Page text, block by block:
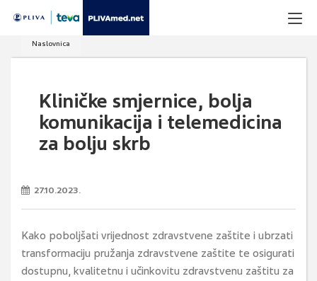
Naslovnica
Kliničke smjernice, bolja
komunikacija i telemedicina
za bolju skrb
27.10.2023.
Kako poboljšati vrijednost zdravstvene zaštite i ubrzati
transformaciju pružanja zdravstvene zaštite te osigurati
dostupnu, kvalitetnu i učinkovitu zdravstvenu zaštitu za